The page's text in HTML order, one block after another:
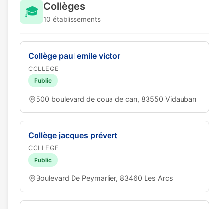
🎓 Collèges
10 établissements
Collège paul emile victor
COLLEGE
Public
500 boulevard de coua de can, 83550 Vidauban
Collège jacques prévert
COLLEGE
Public
Boulevard De Peymarlier, 83460 Les Arcs